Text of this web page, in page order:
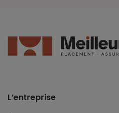
L’entreprise